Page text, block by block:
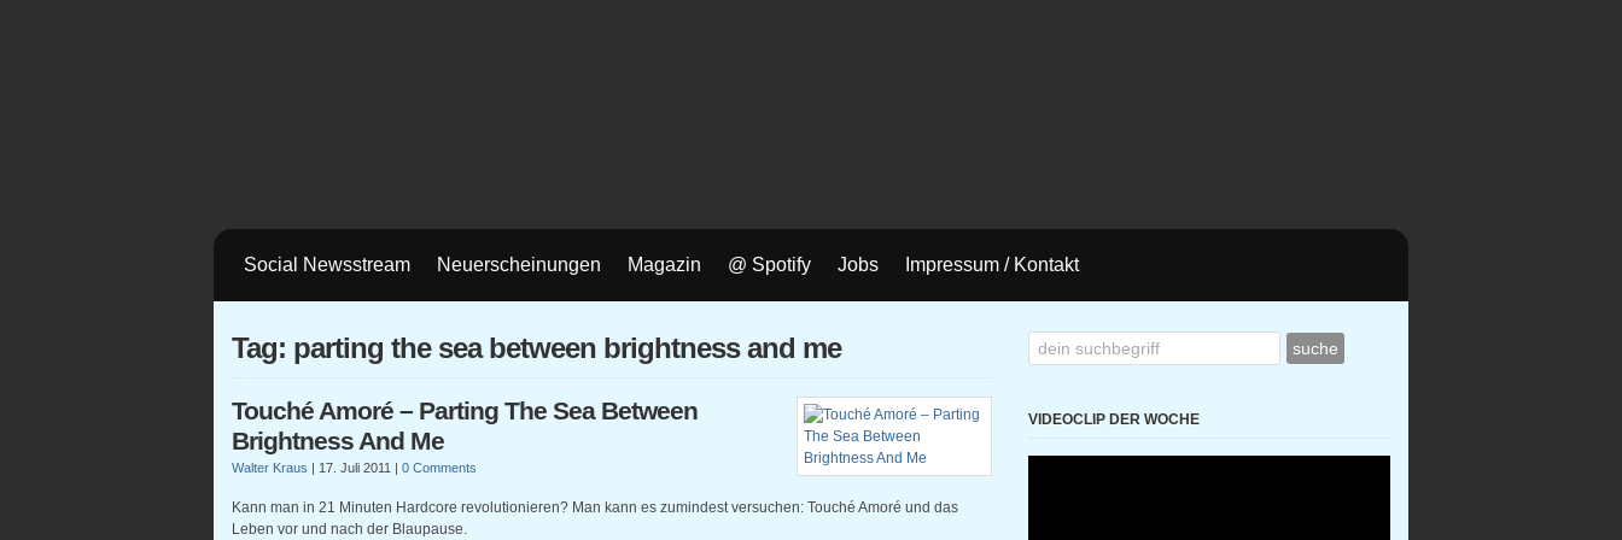
Social Newsstream Neuerscheinungen Magazin @ Spotify Jobs Impressum / Kontakt
Tag: parting the sea between brightness and me
Touché Amoré – Parting The Sea Between
Brightness And Me
Walter Kraus | 17. Juli 2011 | 0 Comments
Kann man in 21 Minuten Hardcore revolutionieren? Man kann es zumindest versuchen: Touché Amoré und das
Leben vor und nach der Blaupause.
VIDEOCLIP DER WOCHE